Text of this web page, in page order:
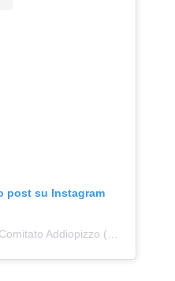
post su Instagram
Un post condiviso da Comitato Addiopizzo (@addiopizzo_ufficiale)